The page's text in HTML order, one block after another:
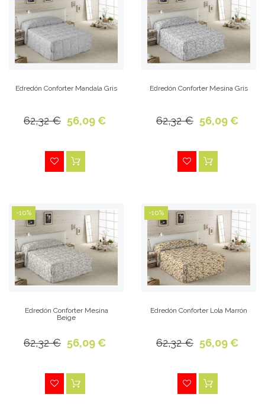
Edredón Conforter Mandala Gris
62,32 € 56,09 €
Edredón Conforter Mesina Gris
62,32 € 56,09 €
-10%
Edredón Conforter Mesina
Beige
62,32 € 56,09 €
-10%
Edredón Conforter Lola Marrón
62,32 € 56,09 €